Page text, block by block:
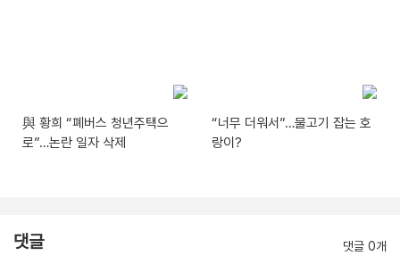
與 황희 “폐버스 청년주택으
로”…논란 일자 삭제
“너무 더워서”…물고기 잡는 호
랑이?
댓글 댓글 0개